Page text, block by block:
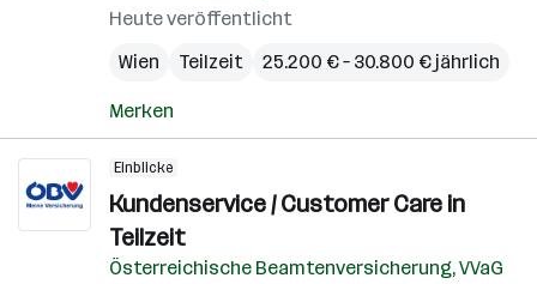
Heute veröffentlicht
Wien
Teilzeit 25.200 € – 30.800 € jährlich
Merken
Einblicke
Kundenservice / Customer Care in
Teilzeit
Österreichische Beamtenversicherung, VVaG